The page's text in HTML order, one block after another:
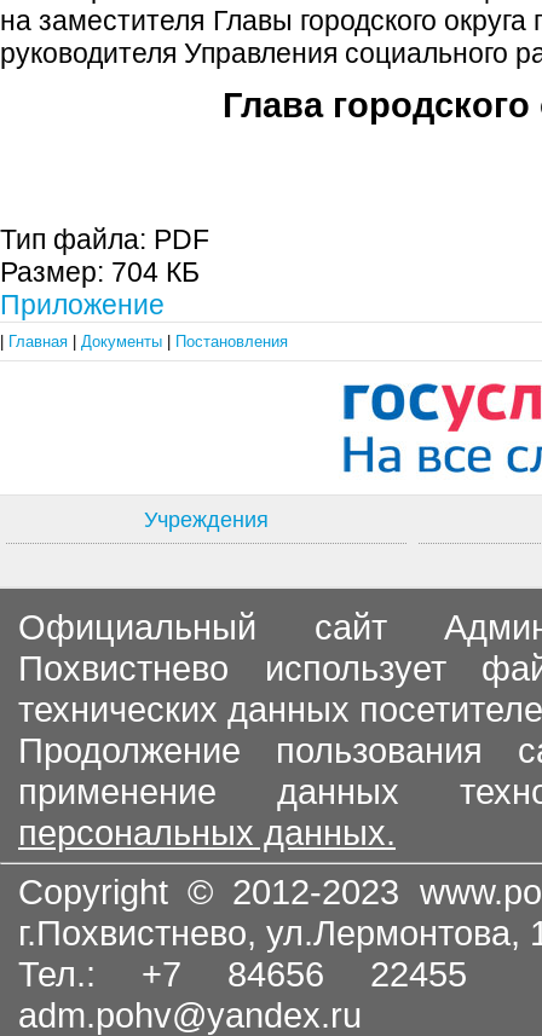
на заместителя Главы городского
руководителя Управления социального
Глава городского
Тип файла: PDF
Размер: 704 КБ
Приложение
Главная Документы Постановления
Учреждения
Официальный сайт
Похвистнево использует
технических данных
Продолжение пользования
применение данных
персональных данных.
Copyright © 2012-2023
г.Похвистнево, ул.Лермонтова,
Тел.: +7 84656
adm.pohv@yandex.ru